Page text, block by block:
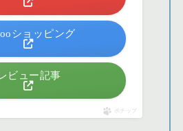
ショッピング
ビュー記事
ポチップ